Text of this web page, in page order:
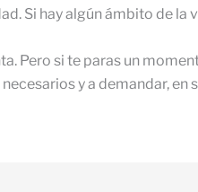
Si hay algún ámbito de
Pero si te paras un
y a demandar, en